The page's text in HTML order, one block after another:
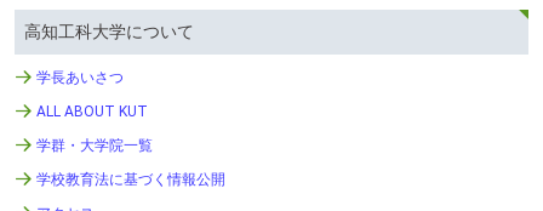
高知工科大学について
学長あいさつ
ALL ABOUT KUT
学群・大学院一覧
学校教育法に基づく情報公開